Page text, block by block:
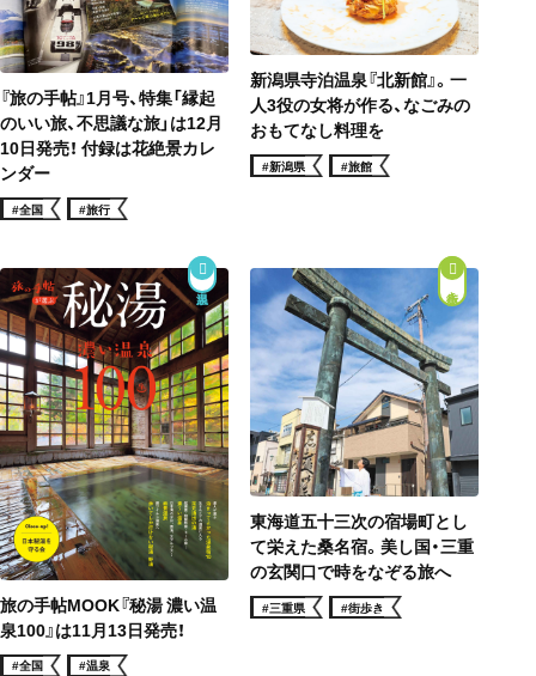
『旅の手帖』1月号、特集「縁起
のいい旅、不思議な旅」は12月
10日発売！ 付録は花絶景カレ
ンダー
#全国 #旅行
新潟県寺泊温泉『北新館』。一
人3役の女将が作る、なごみの
おもてなし料理を
#新潟県 #旅館
旅の手帖MOOK『秘湯 濃い温
泉100』は11月13日発売！
#全国 #温泉
街歩き
東海道五十三次の宿場町とし
て栄えた桑名宿。美し国・三重
の玄関口で時をなぞる旅へ
#三重県 #街歩き